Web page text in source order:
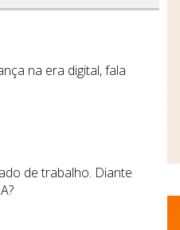
na era digital, fala
de trabalho. Diante